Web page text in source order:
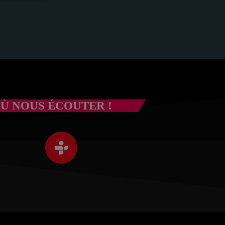
NOUS ÉCOUTER !